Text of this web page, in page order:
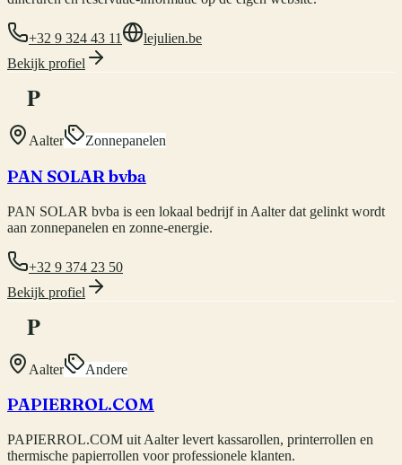
+32 9 324 43 11
lejulien.be
Bekijk profiel
P
Aalter Zonnepanelen
PAN SOLAR bvba
PAN SOLAR bvba is een lokaal bedrijf in Aalter dat gelinkt wordt
aan zonnepanelen en zonne-energie.
+32 9 374 23 50
Bekijk profiel
P
Aalter Andere
PAPIERROL.COM
PAPIERROL.COM uit Aalter levert kassarollen, printerrollen en
thermische papierrollen voor professionele klanten.